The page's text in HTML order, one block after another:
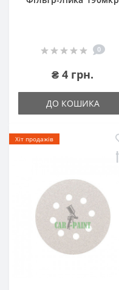
0
₴ 4 грн.
ДО КОШИКА
Хіт продажів